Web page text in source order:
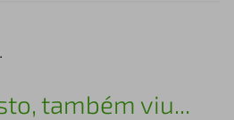
também viu...